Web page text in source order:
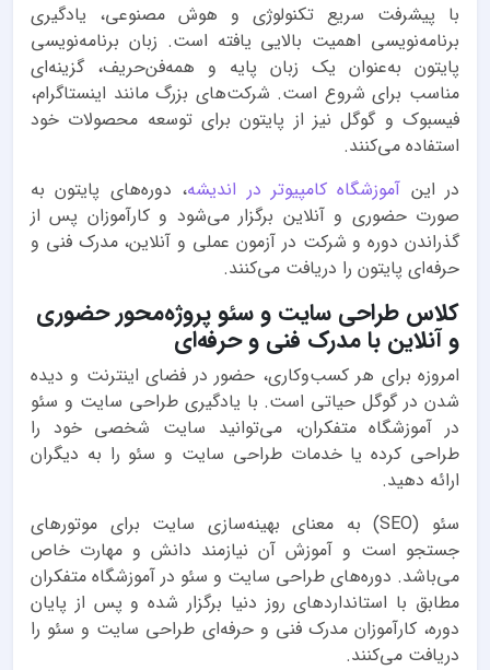
با پیشرفت سریع تکنولوژی و هوش مصنوعی، یادگیری
برنامه‌نویسی اهمیت بالایی یافته است. زبان برنامه‌نویسی
پایتون به‌عنوان یک زبان پایه و همه‌فن‌حریف، گزینه‌ای
مناسب برای شروع است. شرکت‌های بزرگ مانند اینستاگرام،
فیسبوک و گوگل نیز از پایتون برای توسعه محصولات خود
استفاده می‌کنند.
در این آموزشگاه کامپیوتر در اندیشه، دوره‌های پایتون به
صورت حضوری و آنلاین برگزار می‌شود و کارآموزان پس از
گذراندن دوره و شرکت در آزمون عملی و آنلاین، مدرک فنی و
حرفه‌ای پایتون را دریافت می‌کنند.
کلاس طراحی سایت و سئو پروژه‌محور حضوری
و آنلاین با مدرک فنی و حرفه‌ای
امروزه برای هر کسب‌وکاری، حضور در فضای اینترنت و دیده
شدن در گوگل حیاتی است. با یادگیری طراحی سایت و سئو
در آموزشگاه متفکران، می‌توانید سایت شخصی خود را
طراحی کرده یا خدمات طراحی سایت و سئو را به دیگران
ارائه دهید.
سئو (SEO) به معنای بهینه‌سازی سایت برای موتورهای
جستجو است و آموزش آن نیازمند دانش و مهارت خاص
می‌باشد. دوره‌های طراحی سایت و سئو در آموزشگاه متفکران
مطابق با استانداردهای روز دنیا برگزار شده و پس از پایان
دوره، کارآموزان مدرک فنی و حرفه‌ای طراحی سایت و سئو را
دریافت می‌کنند.